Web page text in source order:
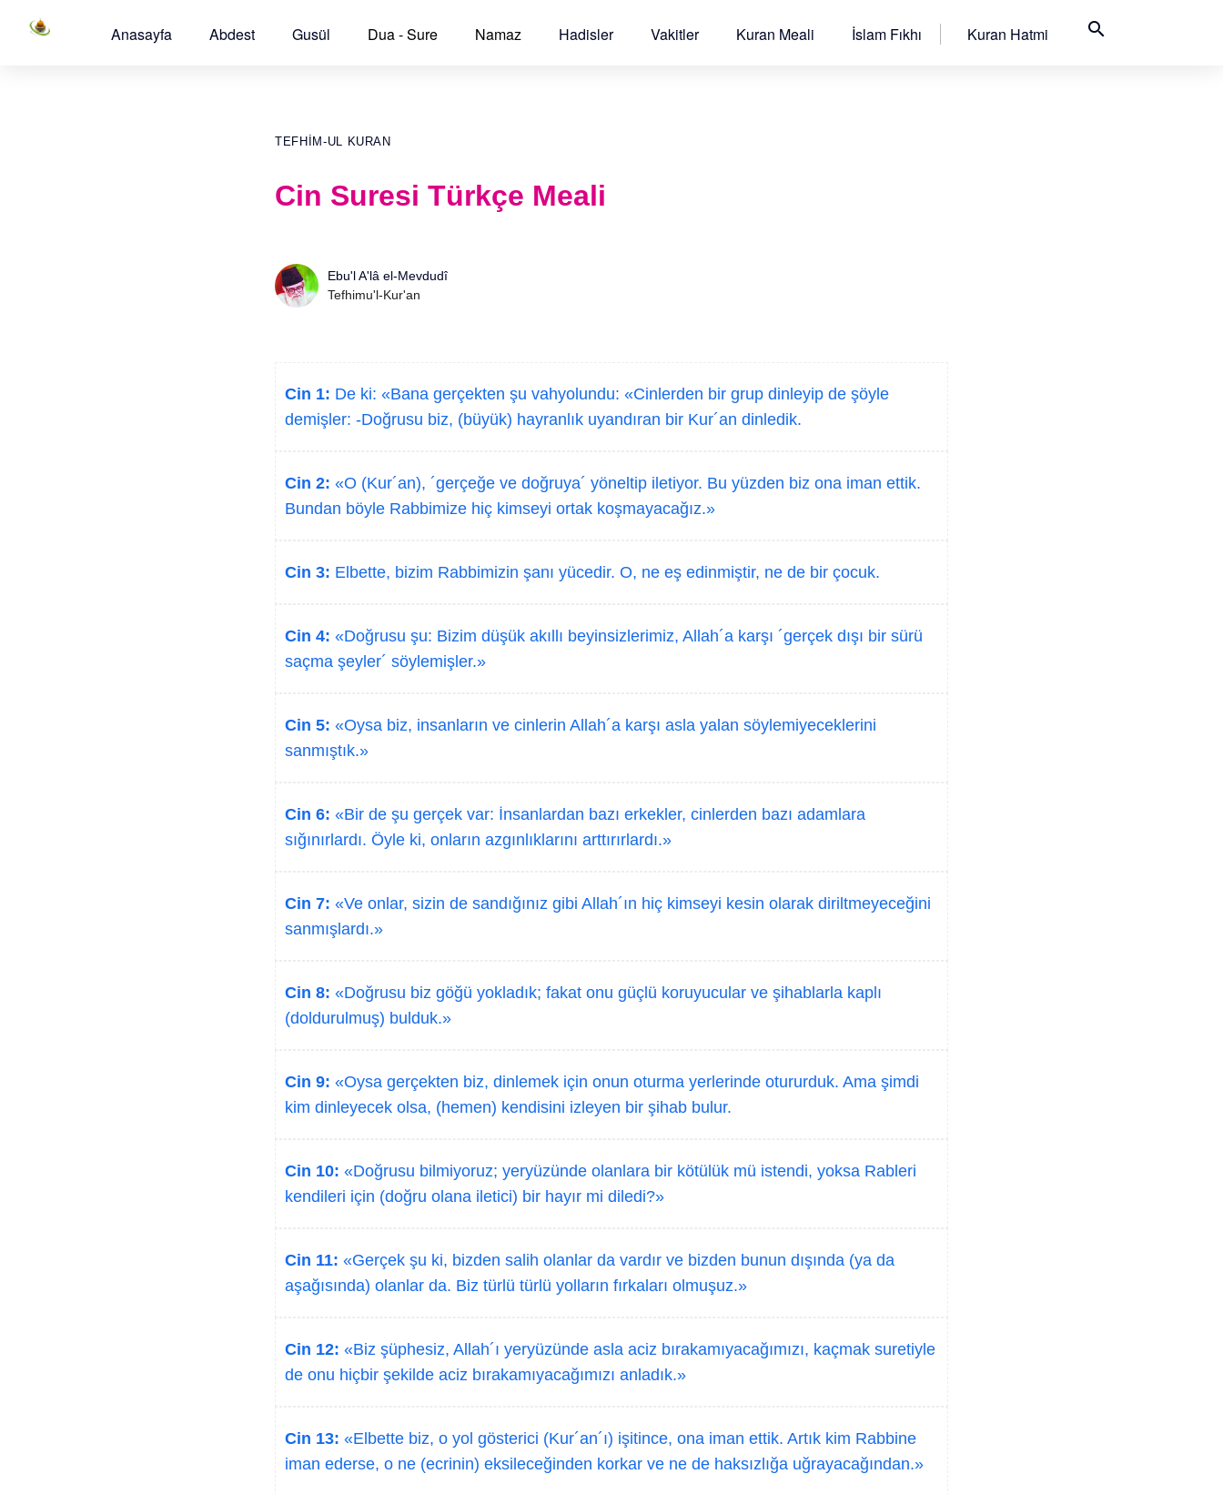
Anasayfa Abdest Gusül Dua - Sure Namaz Hadisler Vakitler Kuran Meali İslam Fıkhı Kuran Hatmi search
TEFHIM-UL KURAN
Cin Suresi Türkçe Meali
Ebu'l A'lâ el-Mevdudî
Tefhimu'l-Kur'an
Cin 1: De ki: «Bana gerçekten şu vahyolundu: «Cinlerden bir grup dinleyip de şöyle
demişler: -Doğrusu biz, (büyük) hayranlık uyandıran bir Kur´an dinledik.
Cin 2: «O (Kur´an), ´gerçeğe ve doğruya´ yöneltip iletiyor. Bu yüzden biz ona iman ettik.
Bundan böyle Rabbimize hiç kimseyi ortak koşmayacağız.»
Cin 3: Elbette, bizim Rabbimizin şanı yücedir. O, ne eş edinmiştir, ne de bir çocuk.
Cin 4: «Doğrusu şu: Bizim düşük akıllı beyinsizlerimiz, Allah´a karşı ´gerçek dışı bir sürü
saçma şeyler´ söylemişler.»
Cin 5: «Oysa biz, insanların ve cinlerin Allah´a karşı asla yalan söylemiyeceklerini
sanmıştık.»
Cin 6: «Bir de şu gerçek var: İnsanlardan bazı erkekler, cinlerden bazı adamlara
sığınırlardı. Öyle ki, onların azgınlıklarını arttırırlardı.»
Cin 7: «Ve onlar, sizin de sandığınız gibi Allah´ın hiç kimseyi kesin olarak diriltmeyeceğini
sanmışlardı.»
Cin 8: «Doğrusu biz göğü yokladık; fakat onu güçlü koruyucular ve şihablarla kaplı
(doldurulmuş) bulduk.»
Cin 9: «Oysa gerçekten biz, dinlemek için onun oturma yerlerinde otururduk. Ama şimdi
kim dinleyecek olsa, (hemen) kendisini izleyen bir şihab bulur.
Cin 10: «Doğrusu bilmiyoruz; yeryüzünde olanlara bir kötülük mü istendi, yoksa Rableri
kendileri için (doğru olana iletici) bir hayır mi diledi?»
Cin 11: «Gerçek şu ki, bizden salih olanlar da vardır ve bizden bunun dışında (ya da
aşağısında) olanlar da. Biz türlü türlü yolların fırkaları olmuşuz.»
Cin 12: «Biz şüphesiz, Allah´ı yeryüzünde asla aciz bırakamıyacağımızı, kaçmak suretiyle
de onu hiçbir şekilde aciz bırakamıyacağımızı anladık.»
Cin 13: «Elbette biz, o yol gösterici (Kur´an´ı) işitince, ona iman ettik. Artık kim Rabbine
iman ederse, o ne (ecrinin) eksileceğinden korkar ve ne de haksızlığa uğrayacağından.»